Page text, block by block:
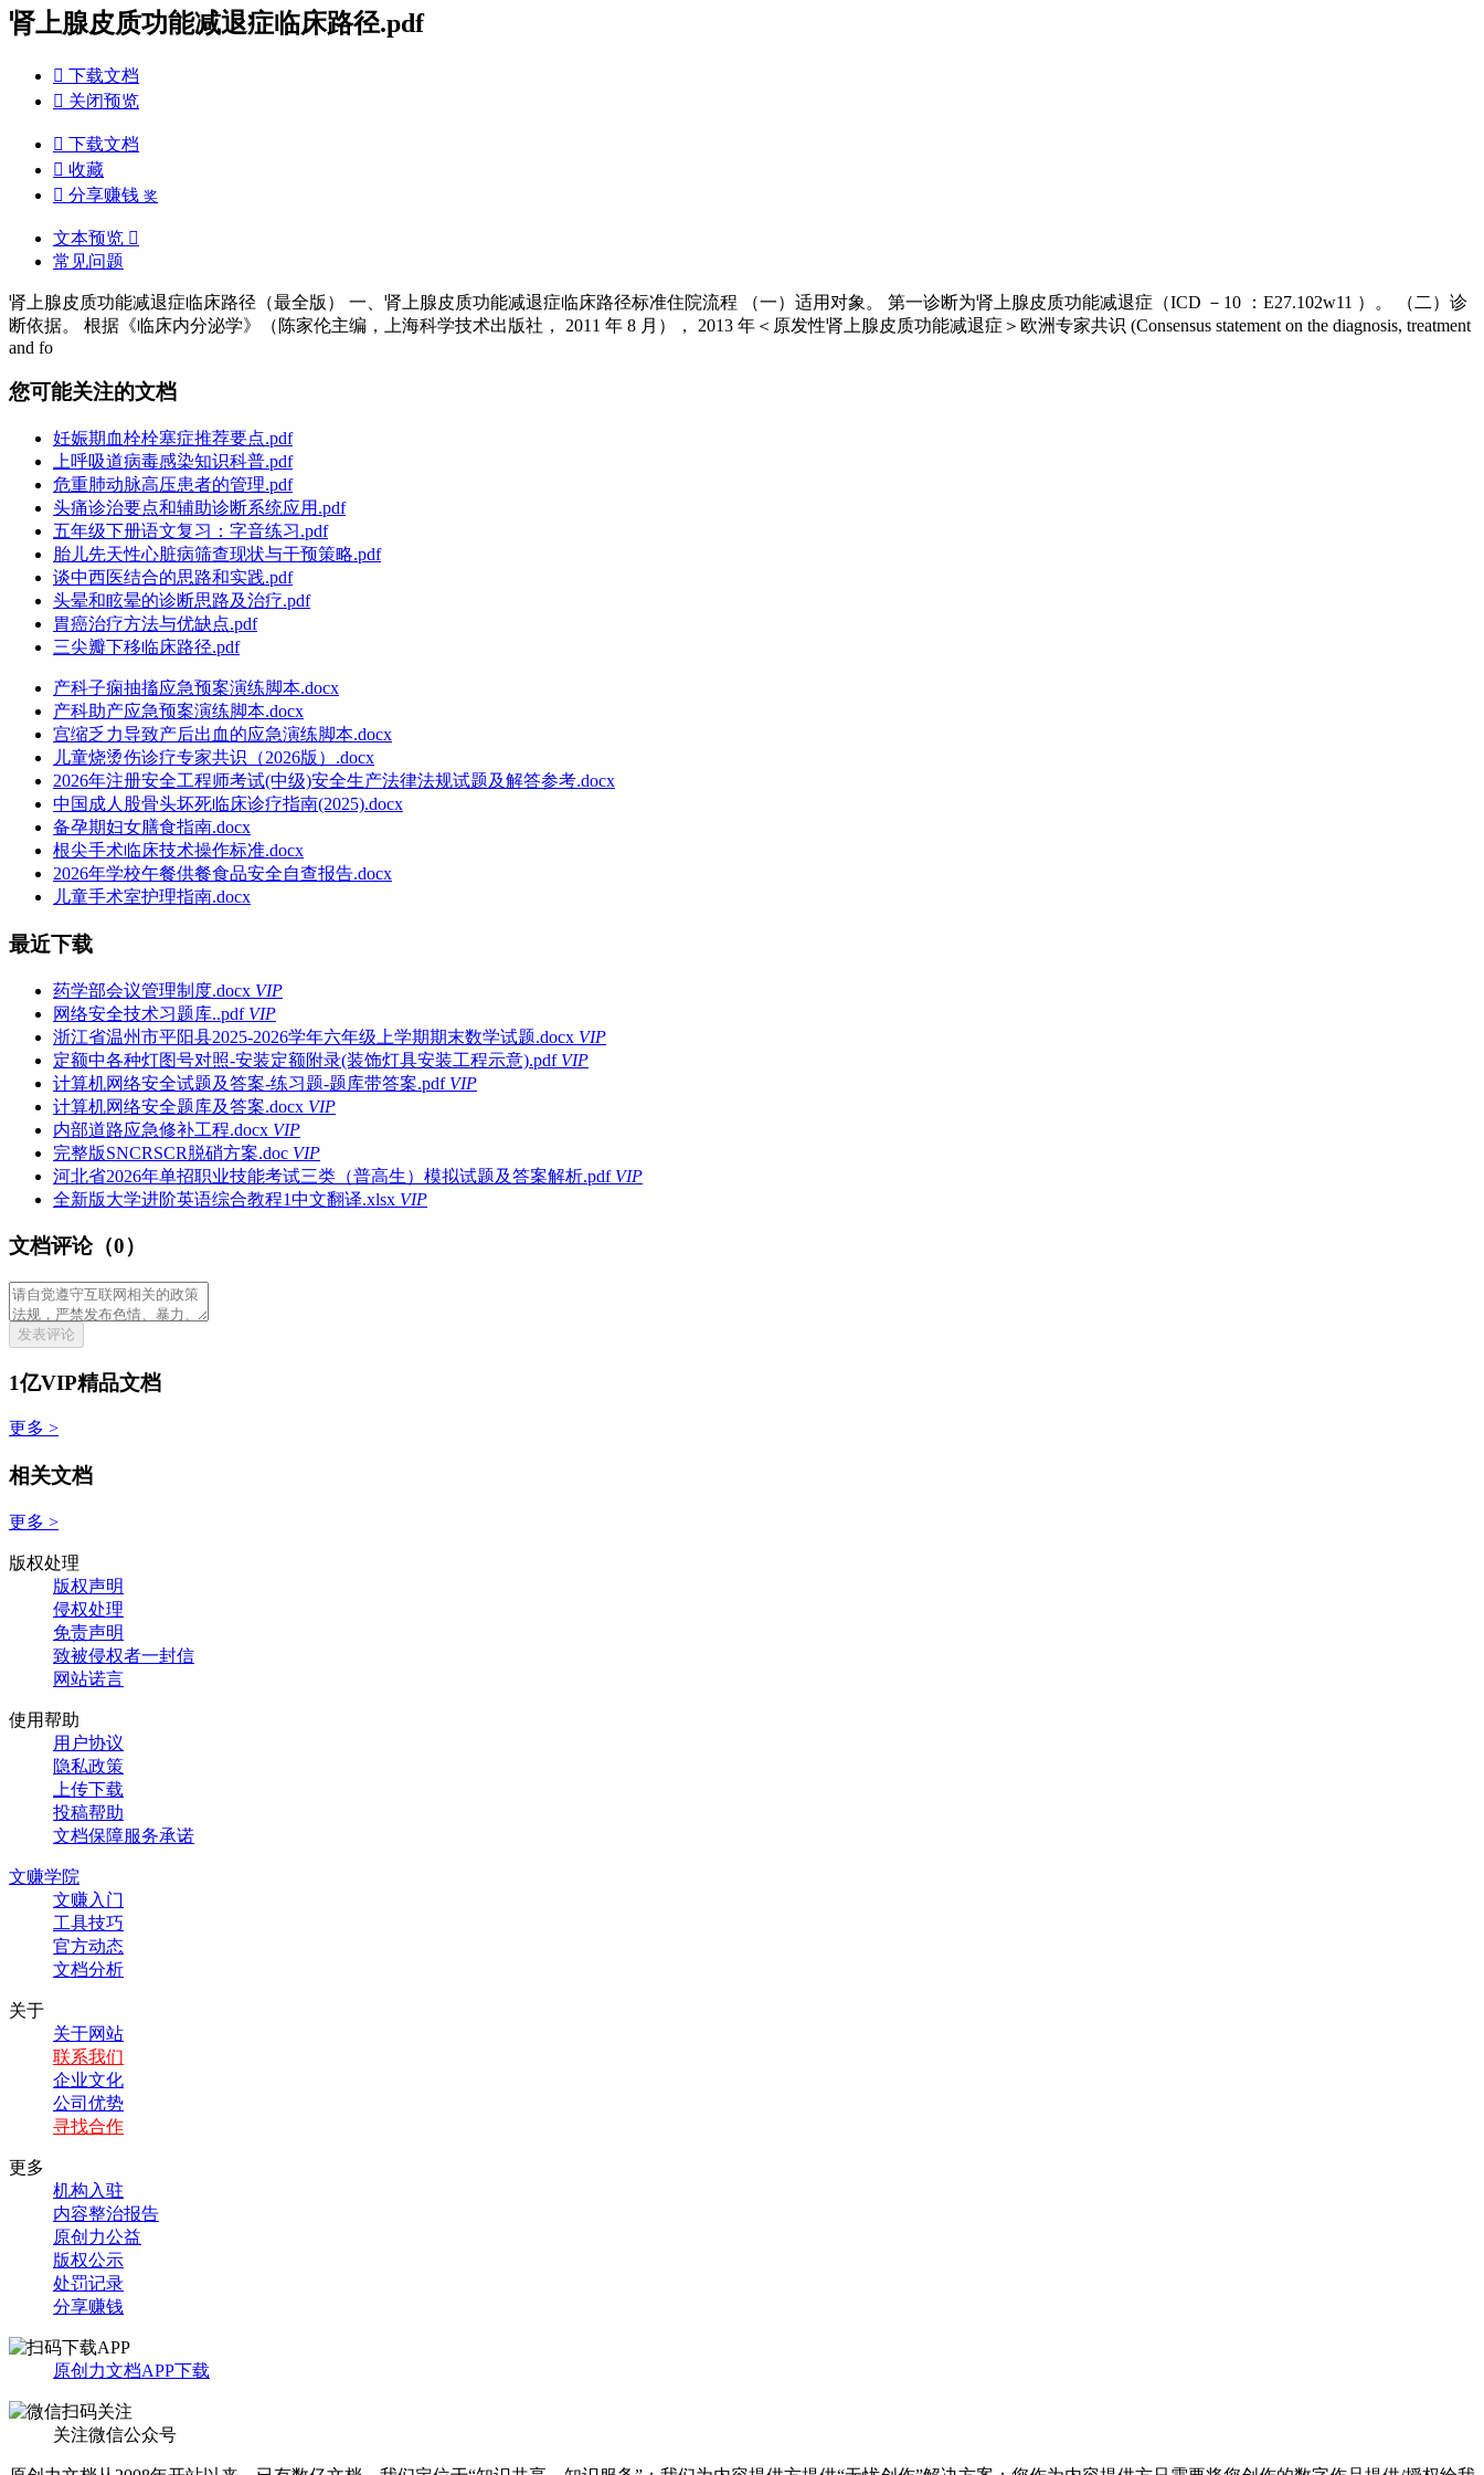
肾上腺皮质功能减退症临床路径.pdf
 下载文档
 关闭预览
 下载文档
 收藏
 分享赚钱 奖
文本预览 
常见问题
肾上腺皮质功能减退症临床路径（最全版） 一、肾上腺皮质功能减退症临床路径标准住院流程 （一）适用对象。 第一诊断为肾上腺皮质功能减退症（ICD －10 ：E27.102w11 ）。 （二）诊
断依据。 根据《临床内分泌学》（陈家伦主编，上海科学技术出版社， 2011 年 8 月）， 2013 年＜原发性肾上腺皮质功能减退症＞欧洲专家共识 (Consensus statement on the diagnosis, treatment
and fo
您可能关注的文档
妊娠期血栓栓塞症推荐要点.pdf
上呼吸道病毒感染知识科普.pdf
危重肺动脉高压患者的管理.pdf
头痛诊治要点和辅助诊断系统应用.pdf
五年级下册语文复习：字音练习.pdf
胎儿先天性心脏病筛查现状与干预策略.pdf
谈中西医结合的思路和实践.pdf
头晕和眩晕的诊断思路及治疗.pdf
胃癌治疗方法与优缺点.pdf
三尖瓣下移临床路径.pdf
产科子痫抽搐应急预案演练脚本.docx
产科助产应急预案演练脚本.docx
宫缩乏力导致产后出血的应急演练脚本.docx
儿童烧烫伤诊疗专家共识（2026版）.docx
2026年注册安全工程师考试(中级)安全生产法律法规试题及解答参考.docx
中国成人股骨头坏死临床诊疗指南(2025).docx
备孕期妇女膳食指南.docx
根尖手术临床技术操作标准.docx
2026年学校午餐供餐食品安全自查报告.docx
儿童手术室护理指南.docx
最近下载
药学部会议管理制度.docx VIP
网络安全技术习题库..pdf VIP
浙江省温州市平阳县2025-2026学年六年级上学期期末数学试题.docx VIP
定额中各种灯图号对照-安装定额附录(装饰灯具安装工程示意).pdf VIP
计算机网络安全试题及答案-练习题-题库带答案.pdf VIP
计算机网络安全题库及答案.docx VIP
内部道路应急修补工程.docx VIP
完整版SNCRSCR脱硝方案.doc VIP
河北省2026年单招职业技能考试三类（普高生）模拟试题及答案解析.pdf VIP
全新版大学进阶英语综合教程1中文翻译.xlsx VIP
文档评论（0）
发表评论
1亿VIP精品文档
更多 >
相关文档
更多 >
版权处理
版权声明
侵权处理
免责声明
致被侵权者一封信
网站诺言
使用帮助
用户协议
隐私政策
上传下载
投稿帮助
文档保障服务承诺
文赚学院
文赚入门
工具技巧
官方动态
文档分析
关于
关于网站
联系我们
企业文化
公司优势
寻找合作
更多
机构入驻
内容整治报告
原创力公益
版权公示
处罚记录
分享赚钱
原创力文档APP下载
关注微信公众号